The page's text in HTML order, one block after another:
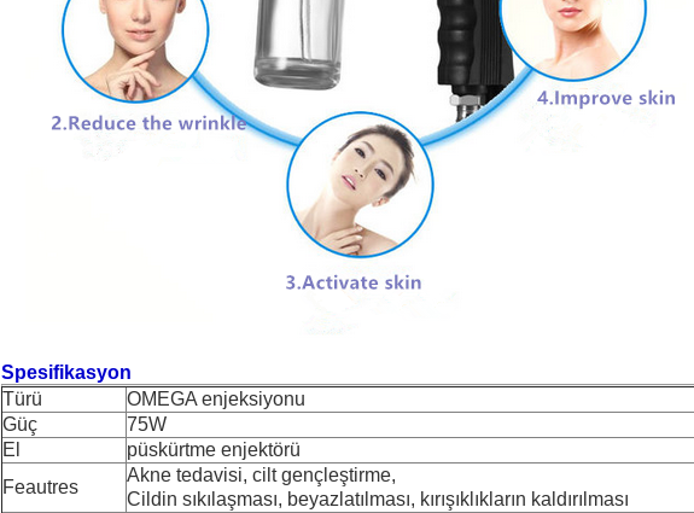
Spesifikasyon
Türü
OMEGA enjeksiyonu
Güç
75W
El
püskürtme enjektörü
Feautres
Akne tedavisi, cilt gençleştirme,
Cildin sıkılaşması, beyazlatılması, kırışıklıkların kaldırılması